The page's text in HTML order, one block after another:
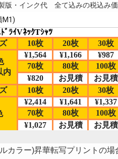
製版・インク代 全て込みの税込み
カラー)昇華転写プリントの場